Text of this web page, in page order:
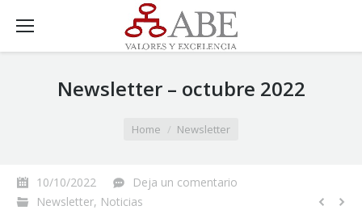
Newsletter – octubre 2022
Home Newsletter
10/10/2022
Deja un comentario
Newsletter, Noticias